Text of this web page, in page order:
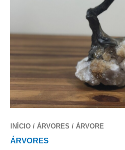
INÍCIO / ÁRVORES / ÁRVORE
ÁRVORES